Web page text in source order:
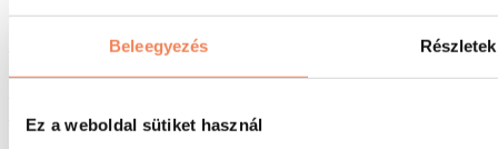
Beleegyezés Részletek
Ez a weboldal sütiket használ
Táskák & hátizsákok
Hátizsákok